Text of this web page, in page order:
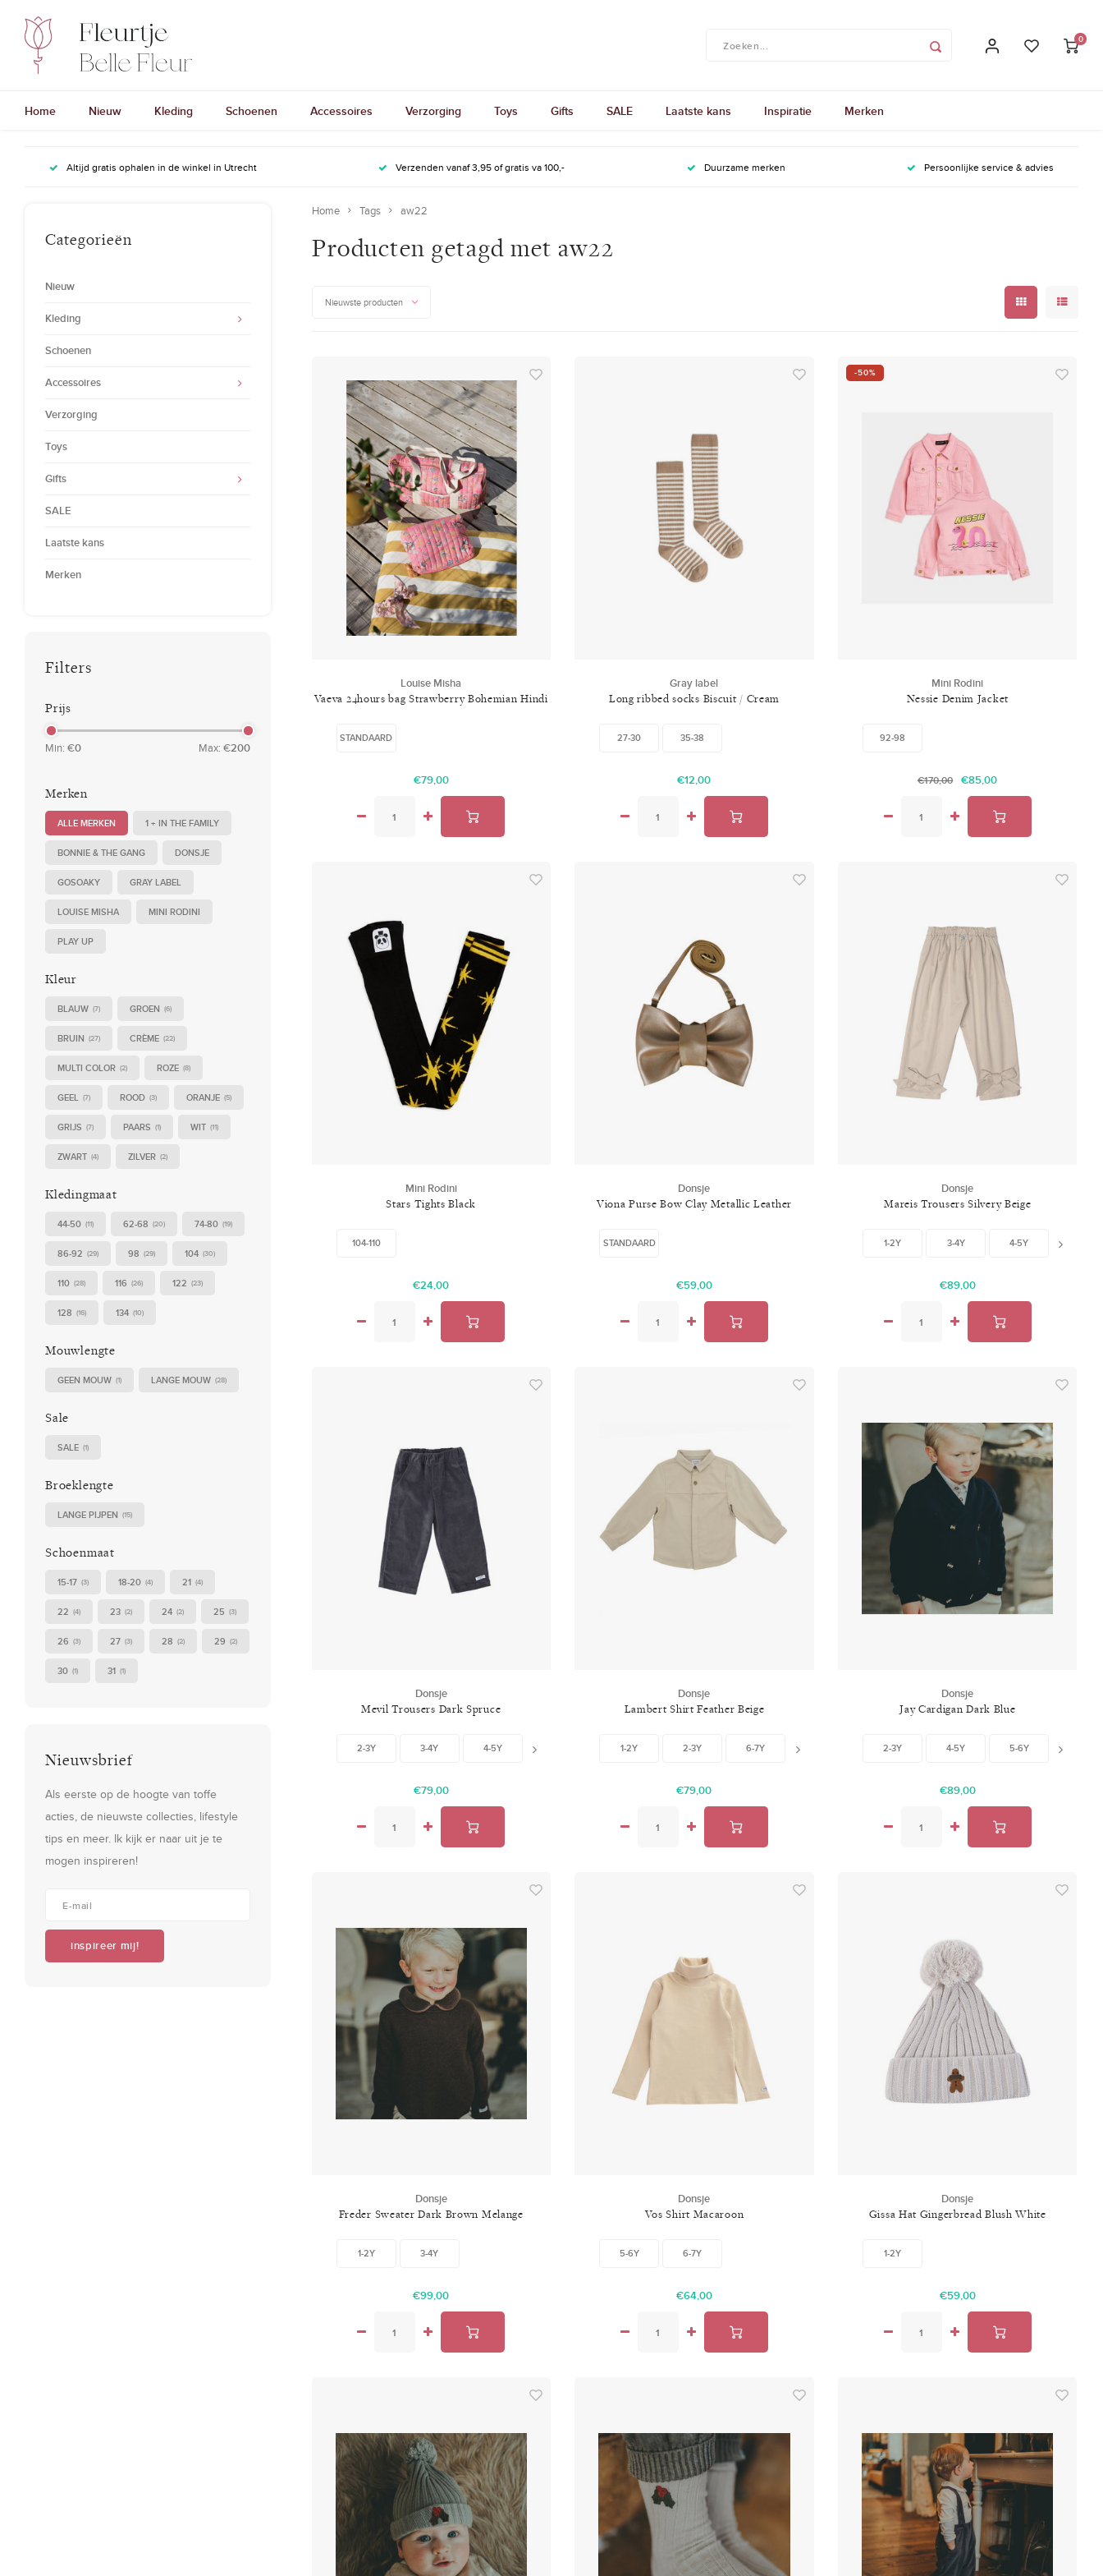
0
Home Nieuw Kleding Schoenen Accessoires Verzorging Toys Gifts SALE Laatste kans Inspiratie Merken
Altijd gratis ophalen in de winkel in Utrecht Verzenden vanaf 3,95 of gratis va 100,- Duurzame merken Persoonlijke service & advies
Categorieën
Nieuw
Kleding
Schoenen
Accessoires
Verzorging
Toys
Gifts
SALE
Laatste kans
Merken
Filters
Prijs
Min: €0 Max: €200
Merken
ALLE MERKEN 1 + IN THE FAMILY
BONNIE & THE GANG DONSJE
GOSOAKY GRAY LABEL
LOUISE MISHA MINI RODINI
PLAY UP
Kleur
BLAUW (7) GROEN (6)
BRUIN (27) CRÈME (22)
MULTI COLOR (2) ROZE (8)
GEEL (7) ROOD (3) ORANJE (5)
GRIJS (7) PAARS (1) WIT (11)
ZWART (4) ZILVER (2)
Kledingmaat
44-50 (11) 62-68 (20) 74-80 (19)
86-92 (29) 98 (29) 104 (30)
110 (28) 116 (26) 122 (23)
128 (16) 134 (10)
Mouwlengte
GEEN MOUW (1) LANGE MOUW (28)
Sale
SALE (1)
Broeklengte
LANGE PIJPEN (15)
Schoenmaat
15-17 (3) 18-20 (4) 21 (4)
22 (4) 23 (2) 24 (2) 25 (3)
26 (3) 27 (3) 28 (2) 29 (2)
30 (1) 31 (1)
Nieuwsbrief
Als eerste op de hoogte van toffe
acties, de nieuwste collecties, lifestyle
tips en meer. Ik kijk er naar uit je te
mogen inspireren!
inspireer mij!
Home Tags aw22
Producten getagd met aw22
Nieuwste producten
Louise Misha
Vaeva 24hours bag Strawberry Bohemian Hindi
STANDAARD
€79,00
Gray label
Long ribbed socks Biscuit / Cream
27-30 35-38
€12,00
-50%
Mini Rodini
Nessie Denim Jacket
92-98
€170,00 €85,00
Mini Rodini
Stars Tights Black
104-110
€24,00
Donsje
Viona Purse Bow Clay Metallic Leather
STANDAARD
€59,00
Donsje
Mareis Trousers Silvery Beige
1-2Y 3-4Y 4-5Y
€89,00
Donsje
Mevil Trousers Dark Spruce
2-3Y 3-4Y 4-5Y
€79,00
Donsje
Lambert Shirt Feather Beige
1-2Y 2-3Y 6-7Y
€79,00
Donsje
Jay Cardigan Dark Blue
2-3Y 4-5Y 5-6Y
€89,00
Donsje
Freder Sweater Dark Brown Melange
1-2Y 3-4Y
€99,00
Donsje
Vos Shirt Macaroon
5-6Y 6-7Y
€64,00
Donsje
Gissa Hat Gingerbread Blush White
1-2Y
€59,00